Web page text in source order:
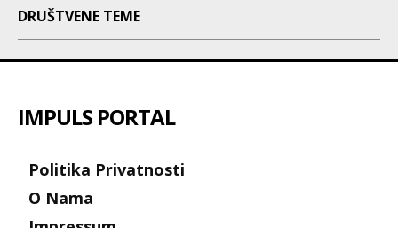
DRUŠTVENE TEME
IMPULS PORTAL
Politika Privatnosti
O Nama